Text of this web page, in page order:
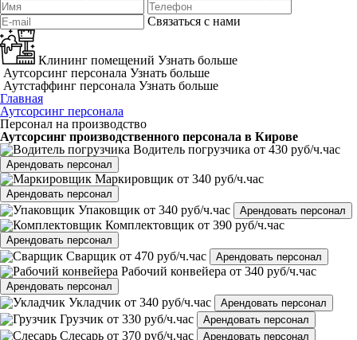
Связаться с нами
Клининг помещений Узнать больше
Аутсорсинг персонала Узнать больше
Аутстаффинг персонала Узнать больше
Главная
Аутсорсинг персонала
Персонал на производство
Аутсорсинг производственного персонала в Кирове
Водитель погрузчика от 430 руб/ч.час
Арендовать персонал
Маркировщик от 340 руб/ч.час
Арендовать персонал
Упаковщик от 340 руб/ч.час Арендовать персонал
Комплектовщик от 390 руб/ч.час
Арендовать персонал
Сварщик от 470 руб/ч.час Арендовать персонал
Рабочий конвейера от 340 руб/ч.час
Арендовать персонал
Укладчик от 340 руб/ч.час Арендовать персонал
Грузчик от 330 руб/ч.час Арендовать персонал
Слесарь от 370 руб/ч.час Арендовать персонал